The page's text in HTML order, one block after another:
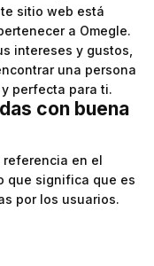
sitio web está
a Omegle.
intereses y gustos,
una persona
perfecta para ti.
con buena
referencia en el
que significa que es
por los usuarios.